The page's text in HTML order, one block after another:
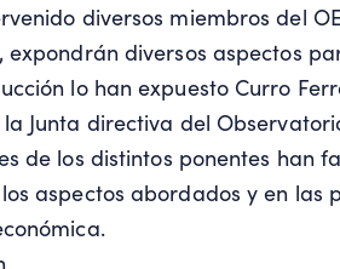
diversos miembros del
expondrán diversos aspectos
lo han expuesto Curro
Junta directiva del
de los distintos ponentes han
aspectos abordados y en las